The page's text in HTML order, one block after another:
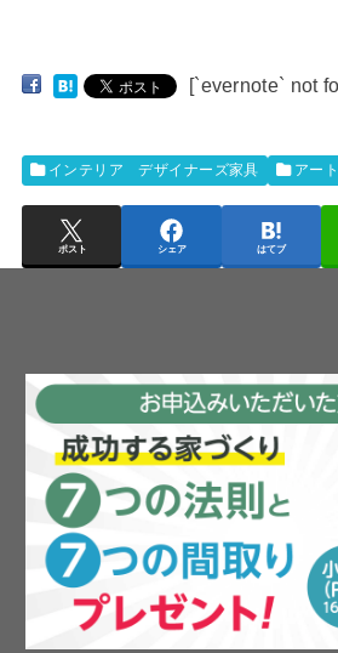
[`evernote` not
インテリア デザイナーズ家具 アー
ポスト シェア はてブ